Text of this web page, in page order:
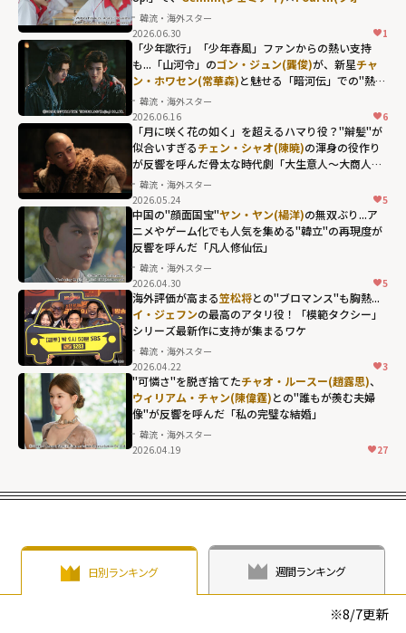
ー(宋軼)との禁断
の恋模様が反響
を呼んだ「与晋
長安」"
width="304"
height="203"
loading="lazy"
fetchpriority="h
igh">
が体現した"キュンの瞬間"
韓流・海外スター
2026.06.30
1
「少年歌行」「少年春風」ファンからの熱い支持
も...「山河令」のゴン・ジュン(龔俊)が、新星チャ
ン・ホワセン(常華森)と魅せる「暗河伝」での"熱き
絆"韓流・海外スター
2026.06.16
6
チェン・シャオ
(陳暁)の渾身の役
作りが反響を呼
んだ骨太な時代
劇「大生意人～
大商人への道
～」"
width="304"
height="203"
loading="lazy"
fetchpriority="h
igh">
「月に咲く花の如く」を超えるハマり役？"辮髪"が
似合いすぎるチェン・シャオ(陳暁)の渾身の役作り
が反響を呼んだ骨太な時代劇「大生意人～大商人へ
の道～」
韓流・海外スター
2026.05.24
5
ヤン・ヤン(楊洋)
の無双ぶり...アニ
メやゲーム化で
も人気を集め
る"韓立"の再現
度が反響を呼ん
だ「凡人修仙
伝」"
height="203"
igh">
中国の"顔面国宝"ヤン・ヤン(楊洋)の無双ぶり...ア
ニメやゲーム化でも人気を集める"韓立"の再現度が
反響を呼んだ「凡人修仙伝」
韓流・海外スター
2026.04.30
5
イ・ジェフンの
最高のアタリ
役！「模範タク
シー」シリーズ
width="304"
loading="lazy"
fetchpriority="h
igh">
海外評価が高まる笠松将との"ブロマンス"も胸熱...
イ・ジェフンの最高のアタリ役！「模範タクシー」
シリーズ最新作に支持が集まるワケ
韓流・海外スター
2026.04.22
3
リアム・チャン
もが羨む夫婦
像"が反響を呼ん
だ「私の完璧な
"可憐さ"を脱ぎ捨てたチャオ・ルースー(趙露思)、
ウィリアム・チャン(陳偉霆)との"誰もが羨む夫婦
像"が反響を呼んだ「私の完璧な結婚」
韓流・海外スター
2026.04.19
27
日別ランキング 週間ランキング
※8/7更新